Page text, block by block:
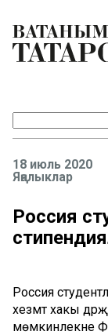
18 июль 2020
Яңалыклар
Россия
Россия
хезмәт хакы
мөмкинлекне